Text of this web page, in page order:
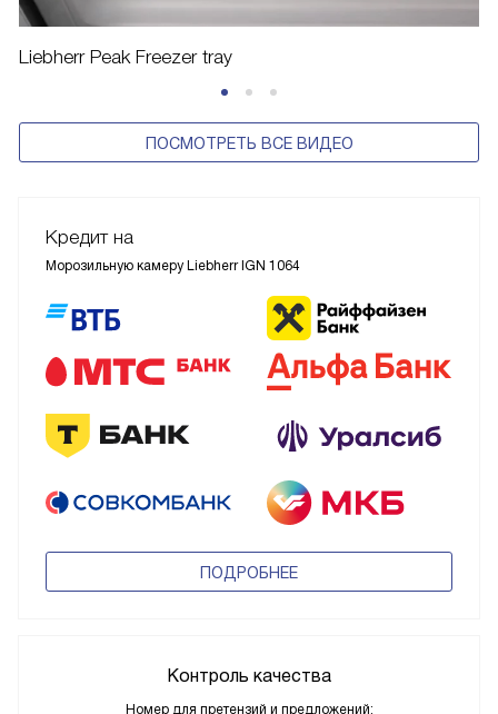
Liebherr Peak Freezer tray
ПОСМОТРЕТЬ ВСЕ ВИДЕО
Кредит на
Морозильную камеру Liebherr IGN 1064
ПОДРОБНЕЕ
Контроль качества
Номер для претензий и предложений: